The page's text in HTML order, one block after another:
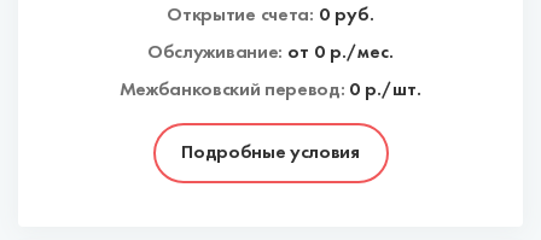
Подробные условия
Открытие счета: 0руб.
Обслуживание: от 0р./мес.
Межбанковский перевод: 0 р./шт.